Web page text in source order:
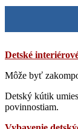
Detské
Môže byť
Detský kútik
povinnostiam.